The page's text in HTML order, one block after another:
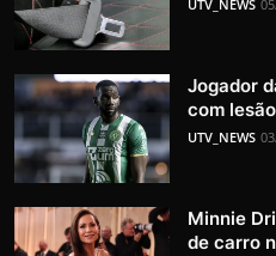
UTV_NEWS
Jogador
com
UTV_NEWS
Minnie
de carro